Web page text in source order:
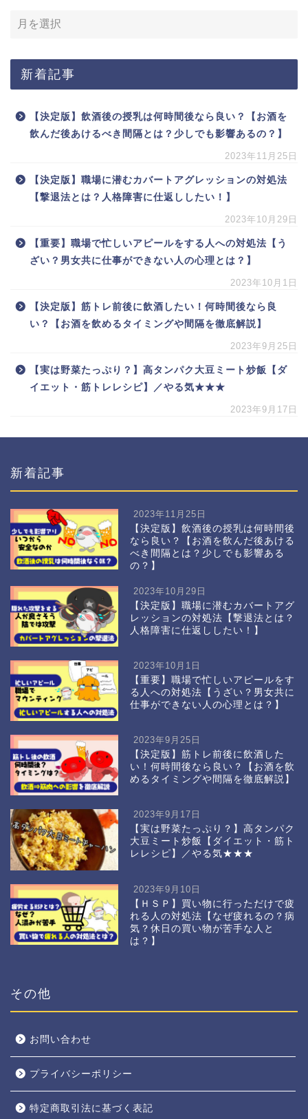
新着記事
【決定版】飲酒後の授乳は何時間後なら良い？【お酒を
飲んだ後あけるべき間隔とは？少しでも影響あるの？】
2023年11月25日
【決定版】職場に潜むカバートアグレッションの対処法
【撃退法とは？人格障害に仕返ししたい！】
2023年10月29日
【重要】職場で忙しいアピールをする人への対処法【う
ざい？男女共に仕事ができない人の心理とは？】
2023年10月1日
【決定版】筋トレ前後に飲酒したい！何時間後なら良
い？【お酒を飲めるタイミングや間隔を徹底解説】
2023年9月25日
【実は野菜たっぷり？】高タンパク大豆ミート炒飯【ダ
イエット・筋トレレシピ】／やる気★★★
2023年9月17日
新着記事
2023年11月25日
【決定版】飲酒後の授乳は何時間後
なら良い？【お酒を飲んだ後あける
べき間隔とは？少しでも影響ある
の？】
2023年10月29日
【決定版】職場に潜むカバートアグ
レッションの対処法【撃退法とは？
人格障害に仕返ししたい！】
2023年10月1日
【重要】職場で忙しいアピールをす
る人への対処法【うざい？男女共に
仕事ができない人の心理とは？】
2023年9月25日
【決定版】筋トレ前後に飲酒した
い！何時間後なら良い？【お酒を飲
めるタイミングや間隔を徹底解説】
2023年9月17日
【実は野菜たっぷり？】高タンパク
大豆ミート炒飯【ダイエット・筋ト
レレシピ】／やる気★★★
2023年9月10日
【ＨＳＰ】買い物に行っただけで疲
れる人の対処法【なぜ疲れるの？病
気？休日の買い物が苦手な人と
は？】
その他
お問い合わせ
プライバシーポリシー
特定商取引法に基づく表記